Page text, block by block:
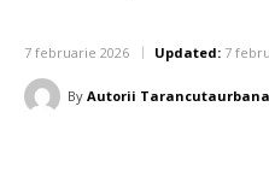
7 februarie 2026 Updated: 7
By Autorii